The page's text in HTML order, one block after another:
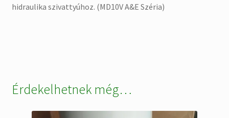
hidraulika szivattyúhoz. (MD10V A&E Széria)
Érdekelhetnek még…